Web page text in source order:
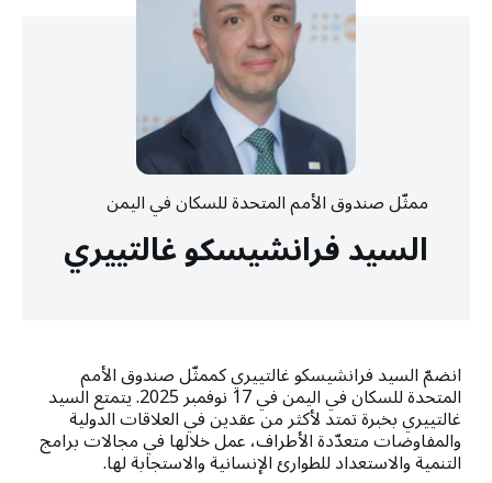
ممثّل صندوق الأمم المتحدة للسكان في اليمن
السيد فرانشيسكو غالتييري
انضمّ السيد فرانشيسكو غالتييري كممثّل صندوق الأمم
المتحدة للسكان في اليمن في 17 نوفمبر 2025. يتمتع السيد
غالتييري بخبرة تمتد لأكثر من عقدين في العلاقات الدولية
والمفاوضات متعدّدة الأطراف، عمل خلالها في مجالات برامج
التنمية والاستعداد للطوارئ الإنسانية والاستجابة لها.